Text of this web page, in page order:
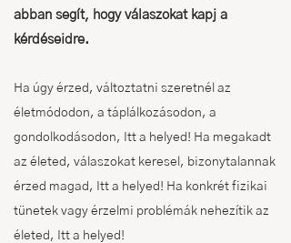
abban segít, hogy válaszokat kapj a
kérdéseidre.
Ha úgy érzed, változtatni szeretnél az
életmódodon, a táplálkozásodon, a
gondolkodásodon, Itt a helyed! Ha megakadt
az életed, válaszokat keresel, bizonytalannak
érzed magad, Itt a helyed! Ha konkrét fizikai
tünetek vagy érzelmi problémák nehezítik az
életed, Itt a helyed!